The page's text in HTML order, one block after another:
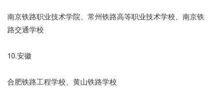
南京铁路职业技术学院、常州铁路高等职业技术学校、南京铁
路交通学校
10.安徽
合肥铁路工程学校、黄山铁路学校